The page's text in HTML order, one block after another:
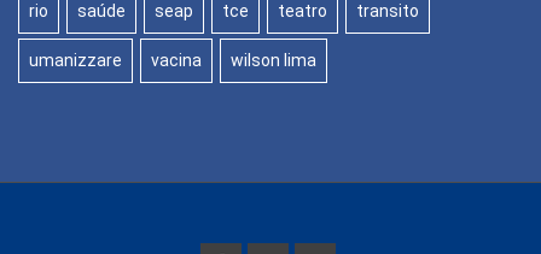
rio saúde seap tce teatro transito
umanizzare vacina wilson lima